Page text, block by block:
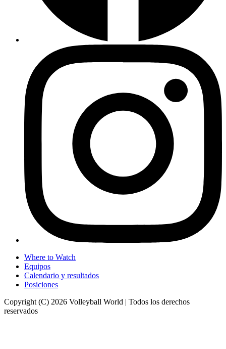
Where to Watch
Equipos
Calendario y resultados
Posiciones
Copyright (C) 2026 Volleyball World | Todos los derechos
reservados